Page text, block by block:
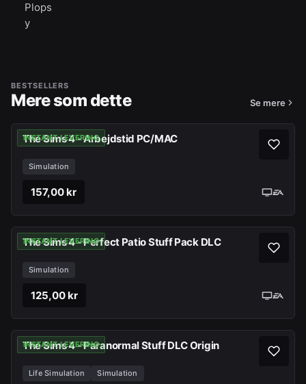
Plops
y
BESTSELLERS
Mere som dette Se mere
INSTANT LEVERING
The Sims 4 - Arbejdstid PC/MAC
Simulation
157,00 kr
INSTANT LEVERING
The Sims 4 - Perfect Patio Stuff Pack DLC
Simulation
125,00 kr
INSTANT LEVERING
The Sims 4 - Paranormal Stuff DLC Origin
Life Simulation Simulation